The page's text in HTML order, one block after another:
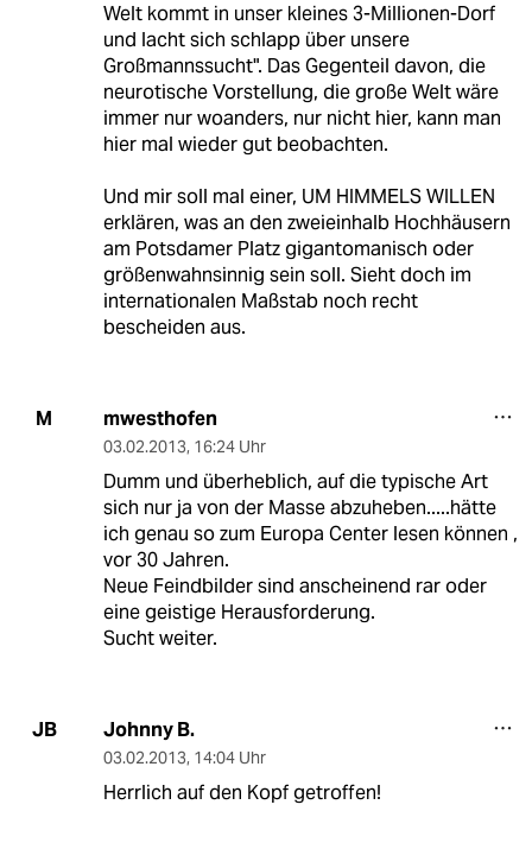
Welt kommt in unser kleines 3-Millionen-Dorf
und lacht sich schlapp über unsere
Großmannssucht". Das Gegenteil davon, die
neurotische Vorstellung, die große Welt wäre
immer nur woanders, nur nicht hier, kann man
hier mal wieder gut beobachten.
Und mir soll mal einer, UM HIMMELS WILLEN
erklären, was an den zweieinhalb Hochhäusern
am Potsdamer Platz gigantomanisch oder
größenwahnsinnig sein soll. Sieht doch im
internationalen Maßstab noch recht
bescheiden aus.
M mwesthofen
03.02.2013, 16:24 Uhr
Dumm und überheblich, auf die typische Art
sich nur ja von der Masse abzuheben.....hätte
ich genau so zum Europa Center lesen können ,
vor 30 Jahren.
Neue Feindbilder sind anscheinend rar oder
eine geistige Herausforderung.
Sucht weiter.
JB Johnny B.
03.02.2013, 14:04 Uhr
Herrlich auf den Kopf getroffen!